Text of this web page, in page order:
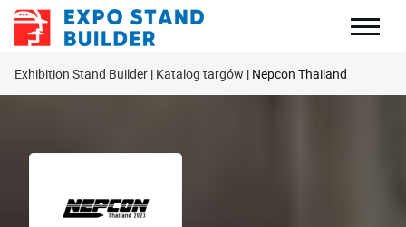
Skip
Exhibition Stand Builder Katalog targów Nepcon Thailand